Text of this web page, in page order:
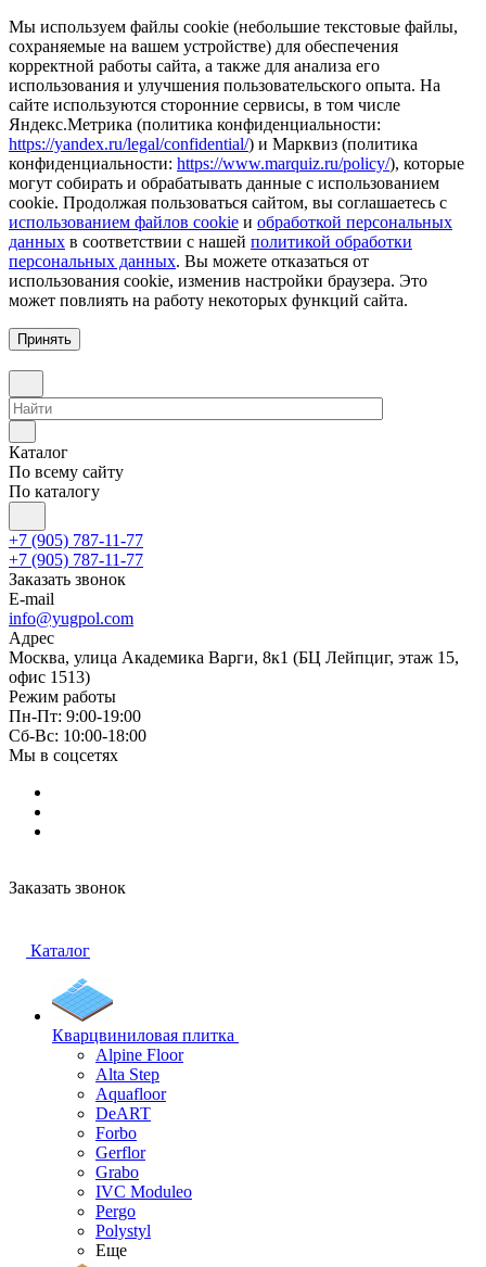
Мы используем файлы cookie (небольшие текстовые файлы,
сохраняемые на вашем устройстве) для обеспечения
корректной работы сайта, а также для анализа его
использования и улучшения пользовательского опыта. На
сайте используются сторонние сервисы, в том числе
Яндекс.Метрика (политика конфиденциальности:
https://yandex.ru/legal/confidential/) и Марквиз (политика
конфиденциальности: https://www.marquiz.ru/policy/), которые
могут собирать и обрабатывать данные с использованием
cookie. Продолжая пользоваться сайтом, вы соглашаетесь с
использованием файлов cookie и обработкой персональных
данных в соответствии с нашей политикой обработки
персональных данных. Вы можете отказаться от
использования cookie, изменив настройки браузера. Это
может повлиять на работу некоторых функций сайта.
Принять
Каталог
По всему сайту
По каталогу
+7 (905) 787-11-77
+7 (905) 787-11-77
Заказать звонок
E-mail
info@yugpol.com
Адрес
Москва, улица Академика Варги, 8к1 (БЦ Лейпциг, этаж 15,
офис 1513)
Режим работы
Пн-Пт: 9:00-19:00
Cб-Вс: 10:00-18:00
Мы в соцсетях
Заказать звонок
Каталог
Кварцвиниловая плитка
Alpine Floor
Alta Step
Aquafloor
DeART
Forbo
Gerflor
Grabo
IVC Moduleo
Pergo
Polystyl
Еще